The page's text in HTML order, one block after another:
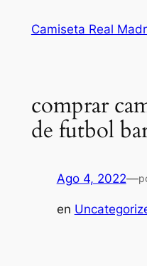
Camiseta Real
comprar
de futbol
Ago 4, 2022—
en